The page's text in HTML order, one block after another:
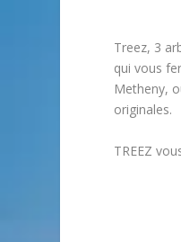
Treez, 3
qui vous
Metheny,
originales.
TREEZ